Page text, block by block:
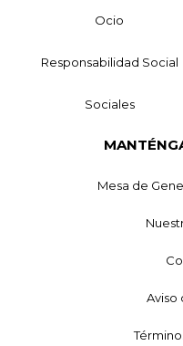
Ocio
Responsabilidad Social
Sociales
Mesa de
Aviso